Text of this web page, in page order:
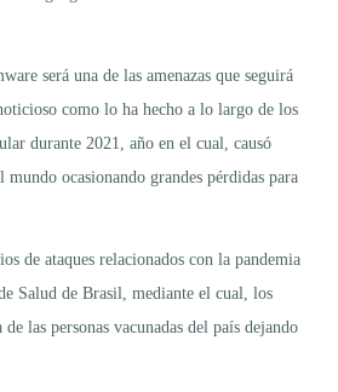
será una de las amenazas que seguirá
como lo ha hecho a lo largo de los
durante 2021, año en el cual, causó
mundo ocasionando grandes pérdidas para
de ataques relacionados con la pandemia
Salud de Brasil, mediante el cual, los
las personas vacunadas del país dejando